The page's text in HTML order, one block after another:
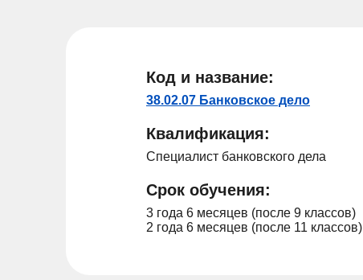
Код и название:
38.02.07 Банковское дело
Квалификация:
Специалист банковского дела
Срок обучения:
3 года 6 месяцев (после 9 классов)
2 года 6 месяцев (после 11 классов)